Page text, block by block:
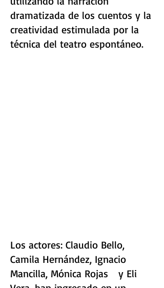
dramatizada de los cuentos y la
creatividad estimulada por la
técnica del teatro espontáneo.
Los actores: Claudio Bello,
Camila Hernández, Ignacio
Mancilla, Mónica Rojas y Eli